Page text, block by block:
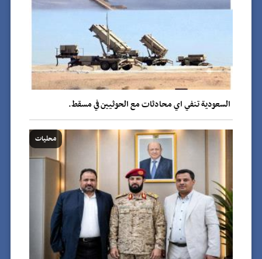
السعودية تنفي اي محادثات مع الحوثيين في مسقط.
محليات